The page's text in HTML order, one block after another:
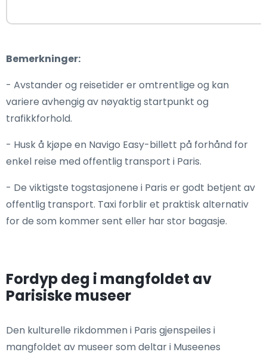
Bemerkninger:
- Avstander og reisetider er omtrentlige og kan
variere avhengig av nøyaktig startpunkt og
trafikkforhold.
- Husk å kjøpe en Navigo Easy-billett på forhånd for
enkel reise med offentlig transport i Paris.
- De viktigste togstasjonene i Paris er godt betjent av
offentlig transport. Taxi forblir et praktisk alternativ
for de som kommer sent eller har stor bagasje.
Fordyp deg i mangfoldet av
Parisiske museer
Den kulturelle rikdommen i Paris gjenspeiles i
mangfoldet av museer som deltar i Museenes